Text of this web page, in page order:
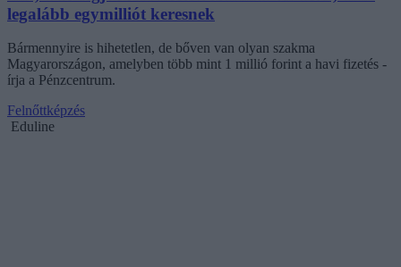
legalább egymilliót keresnek
Bármennyire is hihetetlen, de bőven van olyan szakma
Magyarországon, amelyben több mint 1 millió forint a havi fizetés -
írja a Pénzcentrum.
Felnőttképzés
Eduline